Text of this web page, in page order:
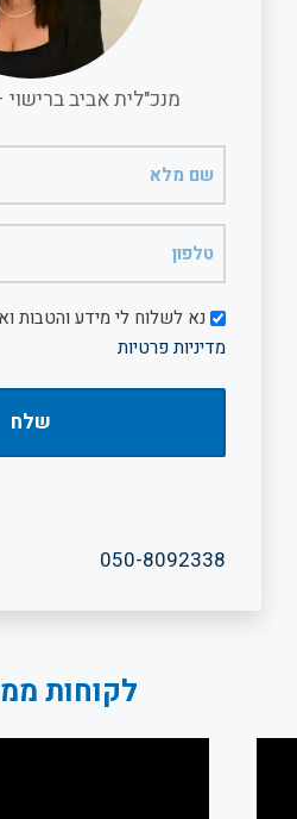
מנכ"לית אביב
מלא
דיוורנא לשלוח לי מידע והטבות
מדיניות פרטיות
050-8092338
לקוחות